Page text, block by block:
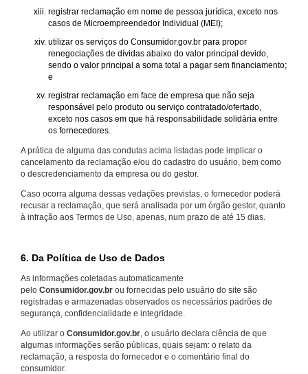
registrar reclamação em nome de pessoa jurídica, exceto nos
casos de Microempreendedor Individual (MEI);
utilizar os serviços do Consumidor.gov.br para propor
renegociações de dívidas abaixo do valor principal devido,
sendo o valor principal a soma total a pagar sem financiamento;
e
registrar reclamação em face de empresa que não seja
responsável pelo produto ou serviço contratado/ofertado,
exceto nos casos em que há responsabilidade solidária entre
os fornecedores.
A prática de alguma das condutas acima listadas pode implicar o
cancelamento da reclamação e/ou do cadastro do usuário, bem como
o descredenciamento da empresa ou do gestor.
Caso ocorra alguma dessas vedações previstas, o fornecedor poderá
recusar a reclamação, que será analisada por um órgão gestor, quanto
à infração aos Termos de Uso, apenas, num prazo de até 15 dias.
6. Da Política de Uso de Dados
As informações coletadas automaticamente
pelo Consumidor.gov.br ou fornecidas pelo usuário do site são
registradas e armazenadas observados os necessários padrões de
segurança, confidencialidade e integridade.
Ao utilizar o Consumidor.gov.br , o usuário declara ciência de que
algumas informações serão públicas, quais sejam: o relato da
reclamação, a resposta do fornecedor e o comentário final do
consumidor.